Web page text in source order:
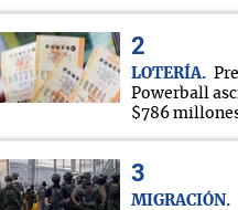
LOTERÍA
Powerball
$786
MIGRACIÓN